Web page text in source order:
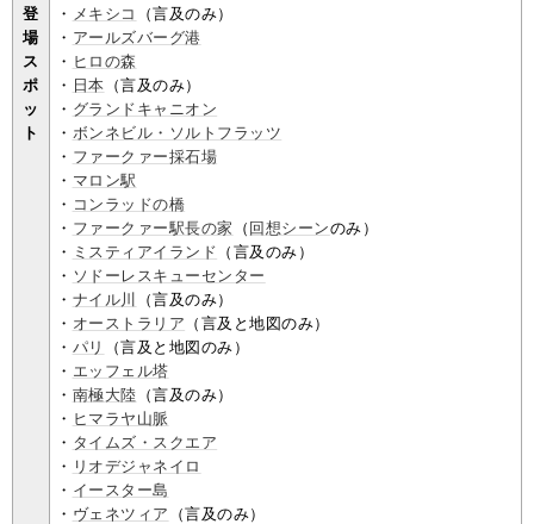
登
場
ス
ポ
ッ
ト
・ メキシコ
（言及のみ）
・ アールズバーグ港
・ ヒロの森
・ 日本 （言及のみ）
・ グランドキャニオン
・ ボンネビル・ソルトフラッツ
・ ファークァー採石場
・ マロン駅
・ コンラッドの橋
・ ファークァー駅長の家 （ 回想シーンのみ）
・ ミスティアイランド （言及のみ）
・ ソドーレスキューセンター
・ ナイル川
（言及のみ）
・ オーストラリア （言及と地図のみ）
・ パリ
（言及と地図のみ）
・ エッフェル塔
・ 南極大陸 （言及のみ）
・ ヒマラヤ山脈
・ タイムズ・スクエア
・ リオデジャネイロ
・ イースター島
・ ヴェネツィア
（言及のみ）